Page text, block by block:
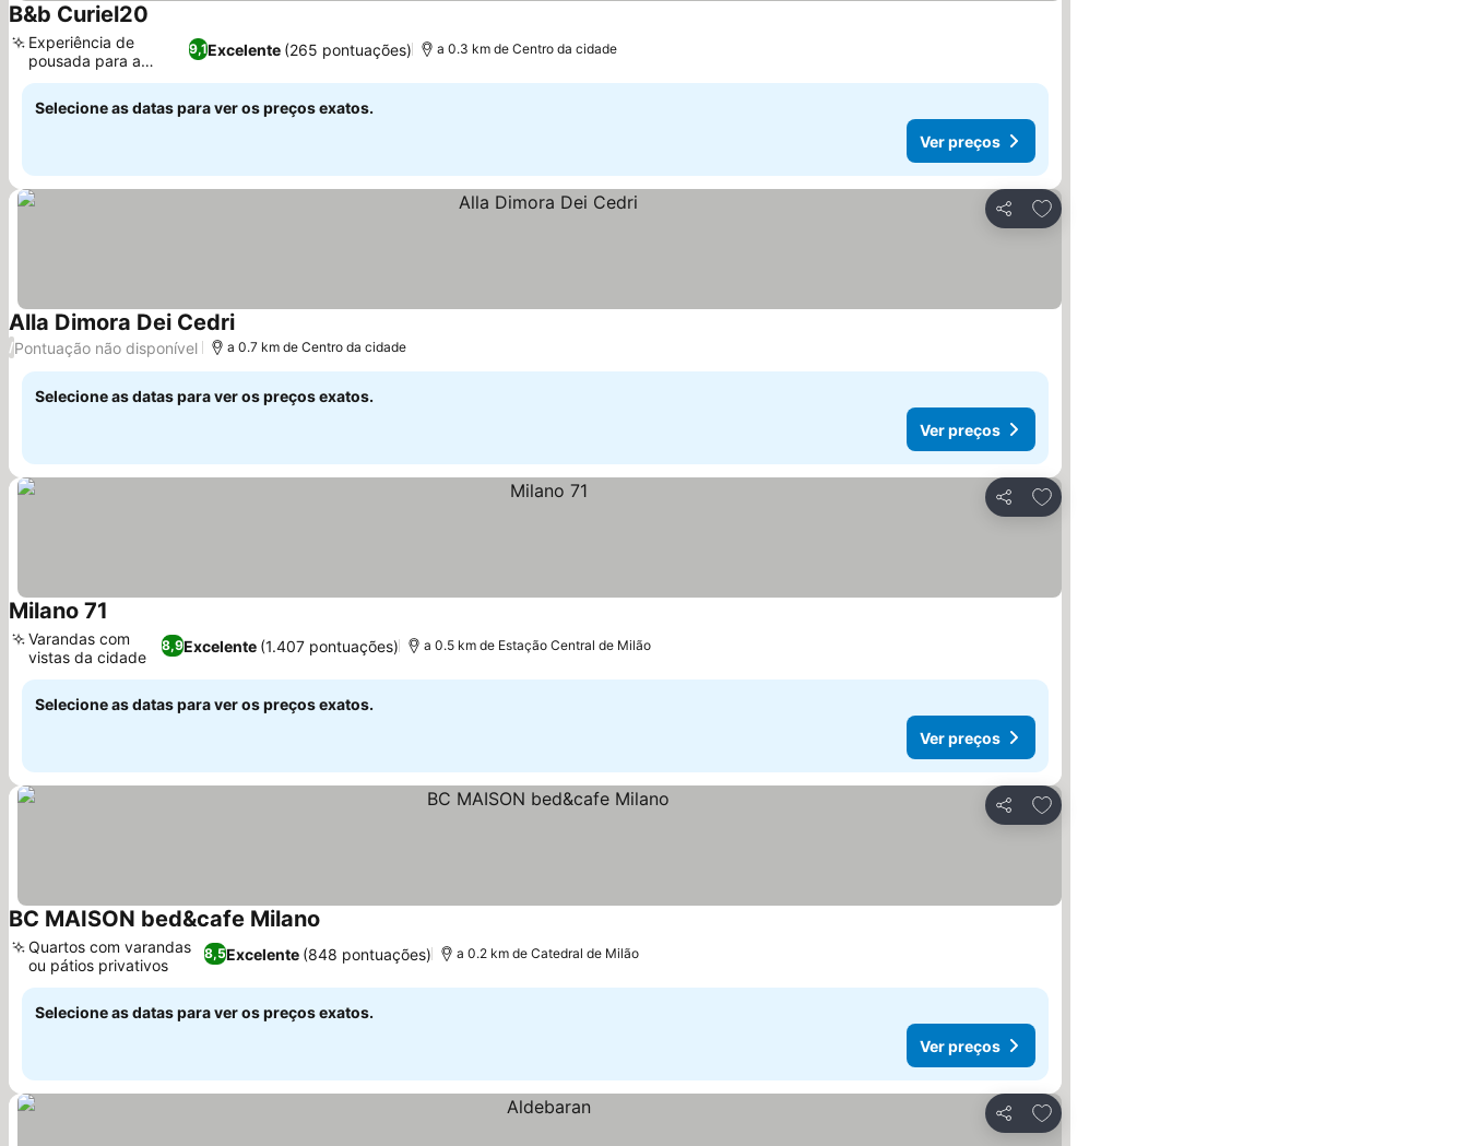
B&b Curiel20
9,1Excelente (265 pontuações)
Experiência de
pousada para a
família
a 0.3 km de Centro da cidade
Selecione as datas para ver os preços exatos.
Ver preços
Partilhar
Adicionar aos favoritos
Alla Dimora Dei CedriVer preços
/Pontuação não disponível a 0.7 km de Centro da cidade
Selecione as datas para ver os preços exatos.
Ver preços
Partilhar
Adicionar aos favoritos
Milano 71
8,9Excelente (1.407 pontuações)
Varandas com
vistas da cidade
a 0.5 km de Estação Central de Milão
Selecione as datas para ver os preços exatos.
Ver preços
Partilhar
Adicionar aos favoritos
BC MAISON bed&cafe Milano
8,5Excelente (848 pontuações)
Quartos com varandas
ou pátios privativos
a 0.2 km de Catedral de Milão
Selecione as datas para ver os preços exatos.
Ver preços
Partilhar
Adicionar aos favoritos